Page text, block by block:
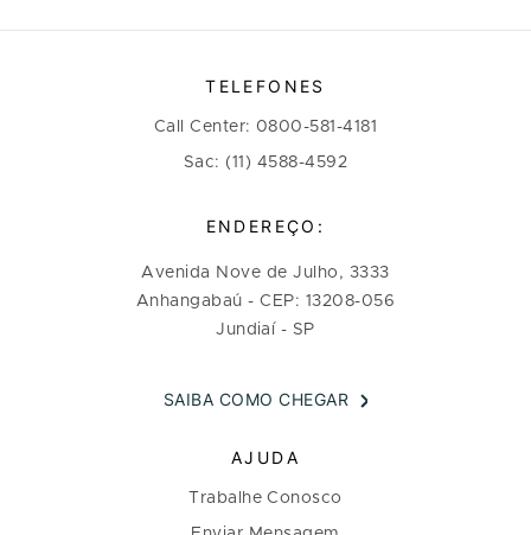
TELEFONES
Call Center: 0800-581-4181
Sac: (11) 4588-4592
ENDEREÇO:
Avenida Nove de Julho, 3333
Anhangabaú - CEP: 13208-056
Jundiaí - SP
SAIBA COMO CHEGAR
AJUDA
Trabalhe Conosco